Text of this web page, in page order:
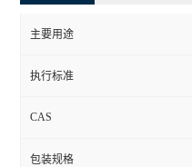
主要用途
执行标准
CAS
包装规格